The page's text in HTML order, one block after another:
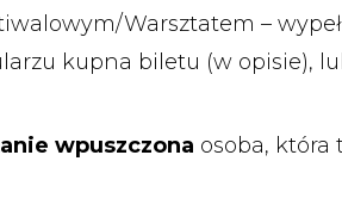
Warsztatem –
kupna biletu (w opisie),
wpuszczona osoba, która